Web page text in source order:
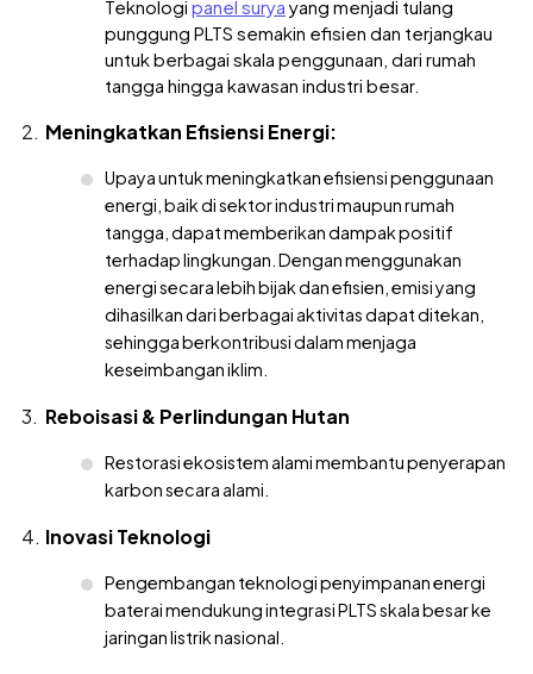
Teknologi panel surya yang menjadi tulang
punggung PLTS semakin efisien dan terjangkau
untuk berbagai skala penggunaan, dari rumah
tangga hingga kawasan industri besar.
Meningkatkan Efisiensi Energi:
Upaya untuk meningkatkan efisiensi penggunaan
energi, baik di sektor industri maupun rumah
tangga, dapat memberikan dampak positif
terhadap lingkungan. Dengan menggunakan
energi secara lebih bijak dan efisien, emisi yang
dihasilkan dari berbagai aktivitas dapat ditekan,
sehingga berkontribusi dalam menjaga
keseimbangan iklim.
Reboisasi & Perlindungan Hutan
Restorasi ekosistem alami membantu penyerapan
karbon secara alami.
Inovasi Teknologi
Pengembangan teknologi penyimpanan energi
baterai mendukung integrasi PLTS skala besar ke
jaringan listrik nasional.